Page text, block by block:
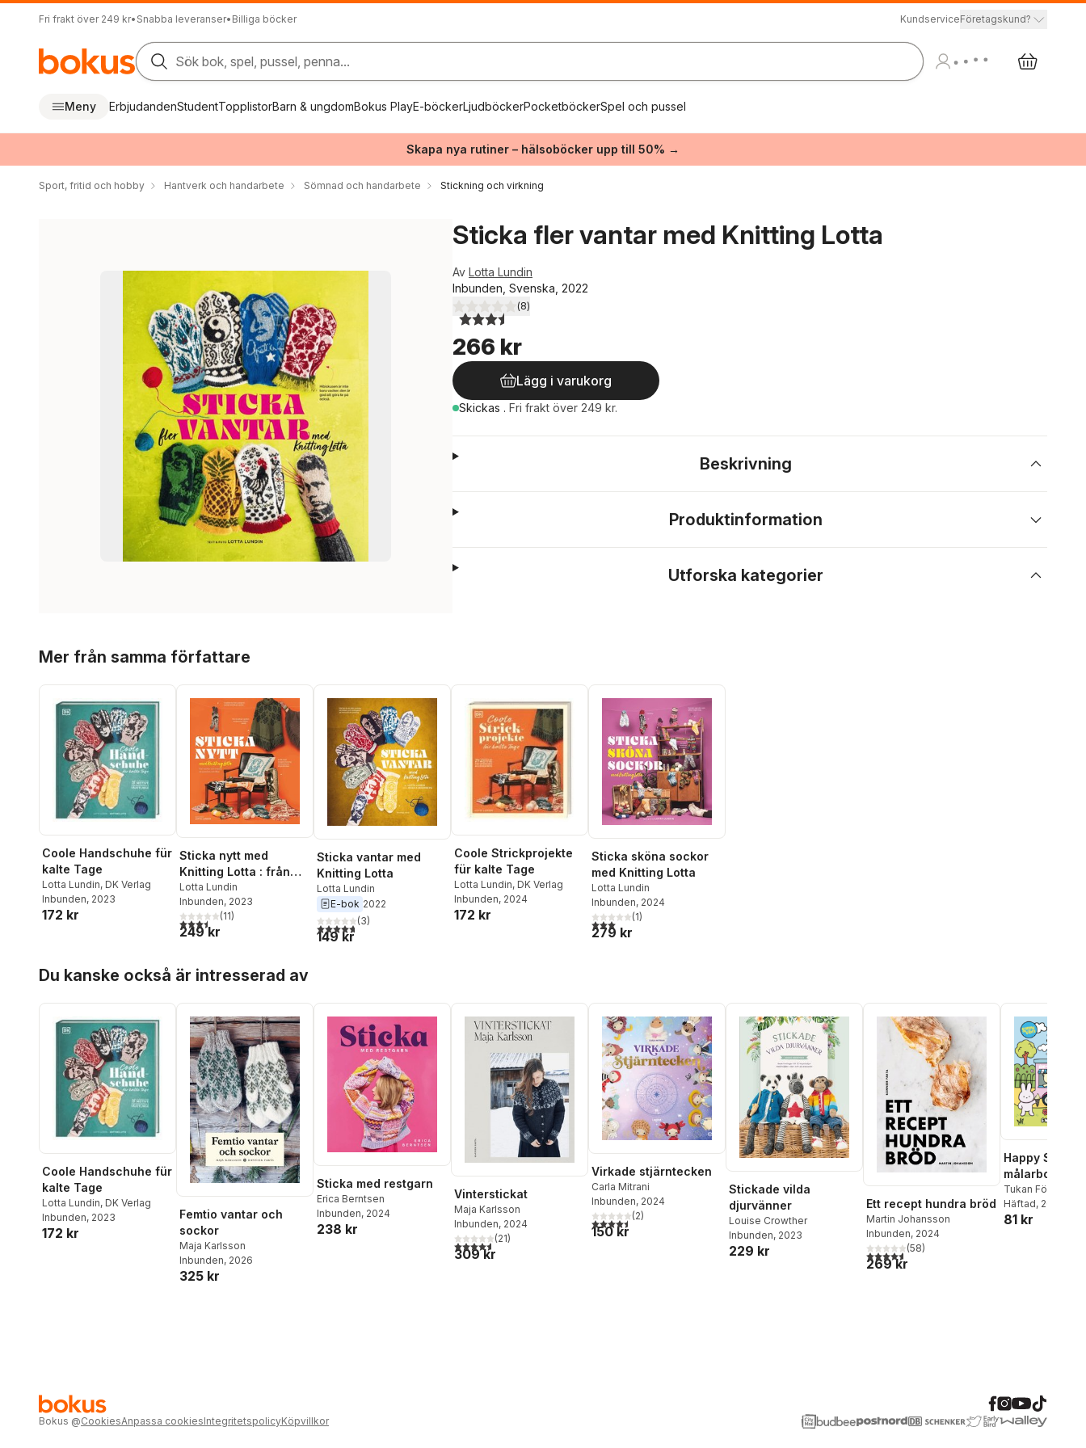
Fri frakt över 249 kr• Snabba leveranser• Billiga böcker KundserviceFöretagskund?
Sök bok, spel, pussel, penna...
Meny ErbjudandenStudentTopplistorBarn & ungdomBokus PlayE-böckerLjudböckerPocketböckerSpel och pussel
Skapa nya rutiner – hälsoböcker upp till 50% →
Sport, fritid och hobby Hantverk och handarbete Sömnad och handarbete Stickning och virkning
Sticka fler vantar med Knitting Lotta
Av Lotta Lundin
Inbunden, Svenska, 2022
3,5utav 5 stjärnor. Totalt antal röster:
(8)
266 kr
Lägg i varukorg
Skickas . Fri frakt över 249 kr.
Beskrivning
Produktinformation
Utforska kategorier
Mer från samma författare
Coole Handschuhe für
kalte Tage
Lotta Lundin, DK Verlag
Inbunden, 2023
172 kr
Sticka nytt med
Knitting Lotta : från
sockor och mössor till
ponchos och filtar
Lotta Lundin
Inbunden, 2023
3,5utav 5 stjärnor. Totalt antal röster:
(11)
249 kr
Sticka vantar med
Knitting Lotta
Lotta Lundin
E-bok 2022
4,7utav 5 stjärnor. Totalt antal röster:
(3)
149 kr
Coole Strickprojekte
für kalte Tage
Lotta Lundin, DK Verlag
Inbunden, 2024
172 kr
Sticka sköna sockor
med Knitting Lotta
Lotta Lundin
Inbunden, 2024
3,0utav 5 stjärnor. Totalt antal röster:
(1)
279 kr
Du kanske också är intresserad av
Coole Handschuhe für
kalte Tage
Lotta Lundin, DK Verlag
Inbunden, 2023
172 kr
Femtio vantar och
sockor
Maja Karlsson
Inbunden, 2026
325 kr
Sticka med restgarn
Erica Berntsen
Inbunden, 2024
238 kr
Vinterstickat
Maja Karlsson
Inbunden, 2024
4,6utav 5 stjärnor. Totalt antal röster:
(21)
309 kr
Virkade stjärntecken
Carla Mitrani
Inbunden, 2024
4,5utav 5 stjärnor. Totalt antal röster:
(2)
150 kr
Stickade vilda
djurvänner
Louise Crowther
Inbunden, 2023
229 kr
Ett recept hundra bröd
Martin Johansson
Inbunden, 2024
4,6utav 5 stjärnor. Totalt antal röster:
(58)
269 kr
Happy Street.
målarbok
Tukan Förlag
Häftad, 2025
81 kr
Bokus @CookiesAnpassa cookiesIntegritetspolicyKöpvillkor